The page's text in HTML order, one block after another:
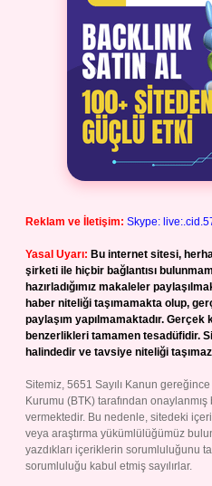
Reklam ve İletişim: Skype:
Yasal Uyarı: Bu internet sitesi,
şirketi ile hiçbir bağlantısı
hazırladığımız makaleler
haber niteliği taşımamakta olup,
paylaşım yapılmamaktadır.
benzerlikleri tamamen tesadüfidir.
halindedir ve tavsiye niteliği
Sitemiz, 5651 Sayılı Kanun
Kurumu (BTK) tarafından
vermektedir. Bu nedenle, sitedeki
veya araştırma yükümlülüğümüz
yazdıkları içeriklerin sorumluluğunu
sorumluluğu kabul etmiş sayılırlar.